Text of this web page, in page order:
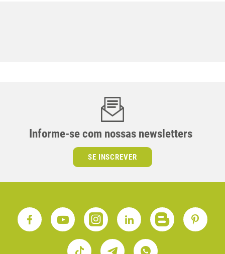
Informe-se com nossas newsletters
SE INSCREVER